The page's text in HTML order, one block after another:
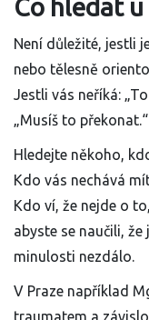
Co hledat
Není důležité, jestli
nebo tělesně
Jestli vás neříká:
„Musíš to překonat.“
Hledejte někoho,
Kdo vás nechává
Kdo ví, že nejde o
abyste se naučili,
minulosti nezdálo.
V Praze například
traumatem a